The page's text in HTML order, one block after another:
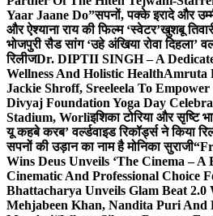
Yaar Jaane Do”सपनों, पक्के इरादे और
और ऐश्याना राय की फिल्म ‘स्वेटर’खुशबू
भोजपुरी सैड सांग ‘उहे अंखिया रोवा दिहला’
रिलीजDr. DIPTII SINGH – A
Wellness And Holistic HealthAmruta
Jackie Shroff, Sreeleela To
Divyaj Foundation Yoga Day
Stadium, Worliइशिका टोरिया और सृष्टि
यू कहबे करब’ वर्ल्डवाइड रिकॉर्ड्स ने किया
सपनों की उड़ान का नाम है मोनिका सुराजी
Wins Deus Unveils ‘The Cinema – A
Cinematic And Professional Choice
Bhattacharya Unveils Glam Beat
Mehjabeen Khan, Nandita Puri And